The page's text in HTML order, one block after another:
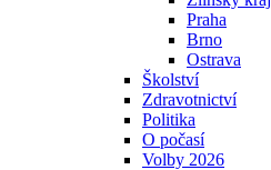
Praha
Brno
Ostrava
Školství
Zdravotnictví
Politika
O počasí
Volby 2026